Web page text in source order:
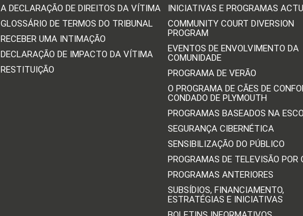
A DECLARAÇÃO DE DIREITOS DA VÍTIMA
GLOSSÁRIO DE TERMOS DO TRIBUNAL
RECEBER UMA INTIMAÇÃO
DECLARAÇÃO DE IMPACTO DA VÍTIMA
RESTITUIÇÃO
INICIATIVAS E PROGRAMAS
COMMUNITY COURT DIVERSION
PROGRAM
EVENTOS DE ENVOLVIMENTO DA
COMUNIDADE
PROGRAMA DE VERÃO
O PROGRAMA DE CÃES DE
CONDADO DE PLYMOUTH
PROGRAMAS BASEADOS NA
SEGURANÇA CIBERNÉTICA
SENSIBILIZAÇÃO DO PÚBLICO
PROGRAMAS DE TELEVISÃO POR
PROGRAMAS ANTERIORES
SUBSÍDIOS, FINANCIAMENTO,
ESTRATÉGIAS E INICIATIVAS